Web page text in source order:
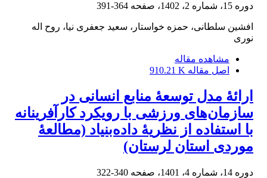
دوره 15، شماره 2، 1402، صفحه 364-391
افشین سلطانی، حمزه خواستار، سعید جعفری نیا، روح اله
نوری
مشاهده مقاله
اصل مقاله 910.21 K
ارائۀ مدل توسعۀ منابع انسانی در
سازمان‌های ورزشی با رویکرد کارآفرینانه
با استفاده از نظریۀ داده‌بنیاد (مطالعۀ
موردی استان لرستان)
دوره 14، شماره 4، 1401، صفحه 340-322